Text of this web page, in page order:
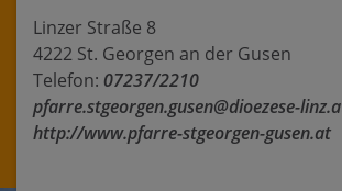
Linzer Straße 8
4222 St. Georgen an der Gusen
Telefon: 07237/2210
pfarre.stgeorgen.gusen@dioezese-
http://www.pfarre-stgeorgen-gusen.at